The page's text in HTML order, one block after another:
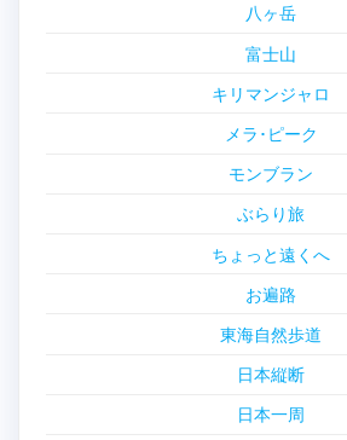
八ヶ岳
富士山
キリマンジャロ
メラ･ピーク
モンブラン
ぶらり旅
ちょっと遠くへ
お遍路
東海自然歩道
日本縦断
日本一周